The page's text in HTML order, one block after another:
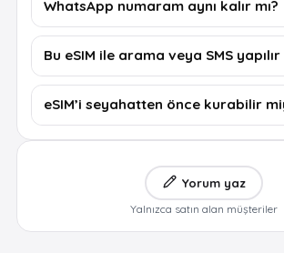
WhatsApp numaram aynı kalır mı?
Bu eSIM ile arama veya SMS yapılır
eSIM’i seyahatten önce kurabilir
Yorum yaz
Yalnızca satın alan müşteriler